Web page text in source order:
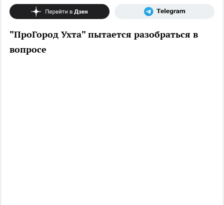
"ПроГород Ухта" пытается разобраться в
вопросе